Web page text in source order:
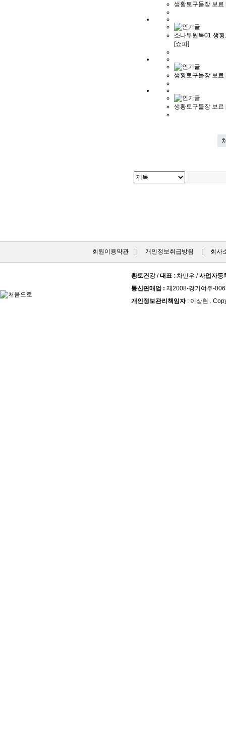
생황토구들장 보료
소나무원목01 생
[쇼파]
생황토구들장 보료
생황토구들장 보료
회원이용약관| 개인정보취급방침 회사
황토건강/대표 : 차민우 /사업자등
통신판매업 : 제2008-경기여주-
개인정보관리책임자: 이상현 .